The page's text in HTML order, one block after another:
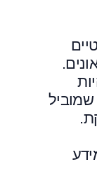
שמוביל